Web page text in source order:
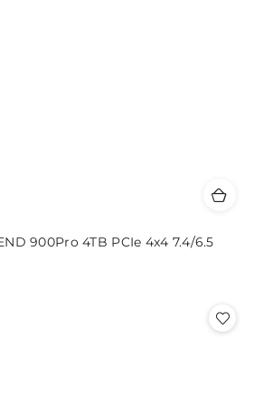
900Pro 4TB PCIe 4x4 7.4/6.5